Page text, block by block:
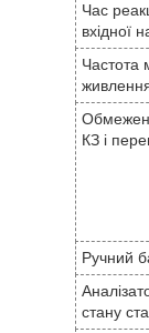
Час
вхідної
Частота
КЗ і
Ручний
стану